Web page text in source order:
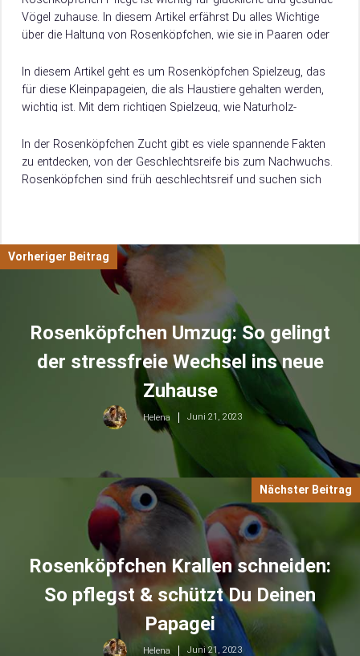
Vögel zuhause. In diesem Artikel erfährst Du alles Wichtige
über die Haltung von Rosenköpfchen, wie sie in Paaren oder
In diesem Artikel geht es um Rosenköpfchen Spielzeug, das
für diese Kleinpapageien, die als Haustiere gehalten werden,
wichtig ist. Mit dem richtigen Spielzeug, wie Naturholz-
In der Rosenköpfchen Zucht gibt es viele spannende Fakten
zu entdecken, von der Geschlechtsreife bis zum Nachwuchs.
Rosenköpfchen sind früh geschlechtsreif und suchen sich
Vorheriger Beitrag
Rosenköpfchen Umzug: So gelingt
der stressfreie Wechsel ins neue
Zuhause
Helena Juni 21, 2023
Nächster Beitrag
Rosenköpfchen Krallen schneiden:
So pflegst & schützt Du Deinen
Papagei
Helena Juni 21, 2023